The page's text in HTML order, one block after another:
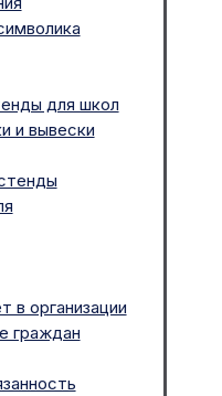
для школ
и вывески
в организации
граждан